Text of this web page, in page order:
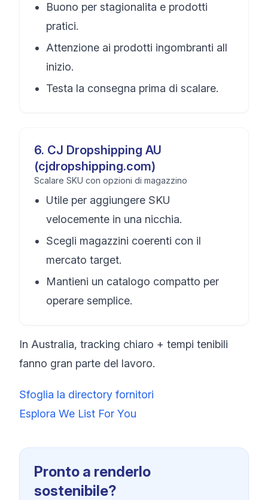
Buono per stagionalita e prodotti
pratici.
Attenzione ai prodotti ingombranti all
inizio.
Testa la consegna prima di scalare.
6. CJ Dropshipping AU
(cjdropshipping.com)
Scalare SKU con opzioni di magazzino
Utile per aggiungere SKU
velocemente in una nicchia.
Scegli magazzini coerenti con il
mercato target.
Mantieni un catalogo compatto per
operare semplice.
In Australia, tracking chiaro + tempi tenibili
fanno gran parte del lavoro.
Sfoglia la directory fornitori
Esplora We List For You
Pronto a renderlo
sostenibile?